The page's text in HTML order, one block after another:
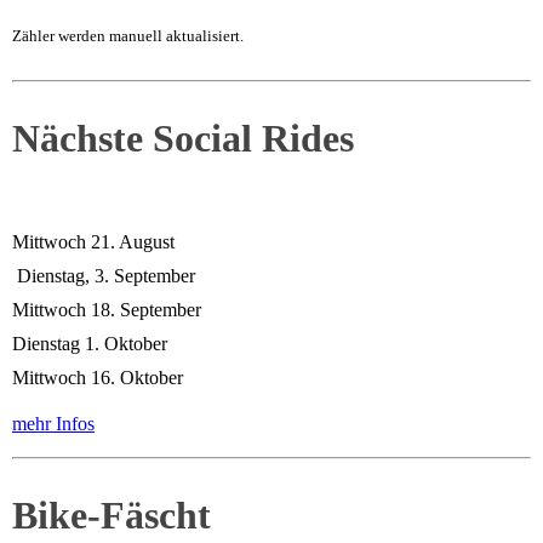
Zähler werden manuell aktualisiert.
Nächste Social Rides
Mittwoch 21. August
Dienstag, 3. September
Mittwoch 18. September
Dienstag 1. Oktober
Mittwoch 16. Oktober
mehr Infos
Bike-Fäscht